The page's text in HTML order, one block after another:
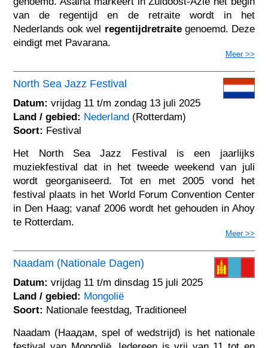
van de regentijd en de retraite wordt in het
Nederlands ook wel regentijdretraitegenoemd. Deze
eindigt met Pavarana.
Meer >>
North Sea Jazz Festival
Datum: vrijdag 11 t/m zondag 13 juli 2025
Land / gebied: Nederland (Rotterdam)
Soort: Festival
Het North Sea Jazz Festival is een jaarlijks
muziekfestival dat in het tweede weekend van juli
wordt georganiseerd. Tot en met 2005 vond het
festival plaats in het World Forum Convention Center
in Den Haag; vanaf 2006 wordt het gehouden in Ahoy
te Rotterdam.
Meer >>
Naadam (Nationale Dagen)
Datum: vrijdag 11 t/m dinsdag 15 juli 2025
Land / gebied: Mongolië
Soort: Nationale feestdag, Traditioneel
Naadam (Наадам, spel of wedstrijd) is het nationale